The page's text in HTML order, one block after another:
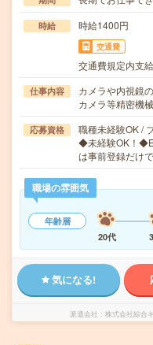
時給 時給1400円
交通費
交通費規定内支給
仕事内容
カメラや内視鏡
カメラ等精密機
応募資格
職種未経験OK /
◆未経験OK！
は事前登録だけ
職場の雰囲気
年齢層
20代
気になる!
派遣会社 株式会社綜合